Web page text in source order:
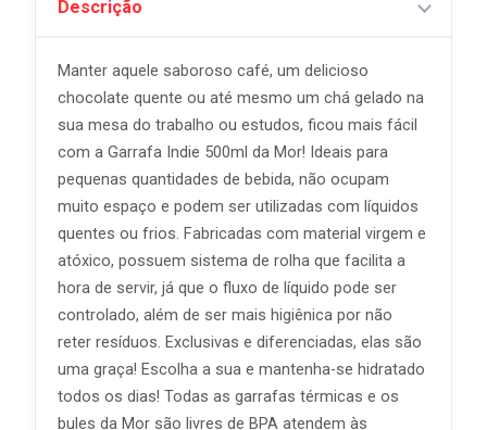
Descrição
Manter aquele saboroso café, um delicioso
chocolate quente ou até mesmo um chá gelado na
sua mesa do trabalho ou estudos, ficou mais fácil
com a Garrafa Indie 500ml da Mor! Ideais para
pequenas quantidades de bebida, não ocupam
muito espaço e podem ser utilizadas com líquidos
quentes ou frios. Fabricadas com material virgem e
atóxico, possuem sistema de rolha que facilita a
hora de servir, já que o fluxo de líquido pode ser
controlado, além de ser mais higiênica por não
reter resíduos. Exclusivas e diferenciadas, elas são
uma graça! Escolha a sua e mantenha-se hidratado
todos os dias! Todas as garrafas térmicas e os
bules da Mor são livres de BPA atendem às